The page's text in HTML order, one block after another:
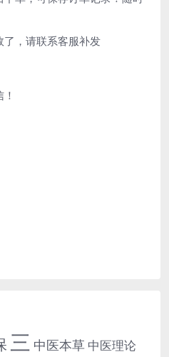
，请联系客服补发
三 中医本草 中医理论